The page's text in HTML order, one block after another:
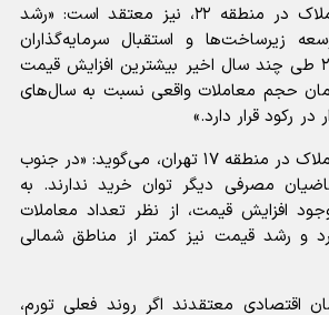
رضا کریمی، مشاور املاک در منطقه ۲۲، نیز معتقد است: «رشد
زیرساخت‌ها و استقبال سرمایه‌گذاران
موجب شده منطقه ۲۲ طی چند سال اخیر بیشترین افزایش قیمت
حجم معاملات واقعی نسبت به سال‌های
رکود قرار دارد.»
سعید مرادی، مشاور املاک در منطقه ۱۷ تهران، می‌گوید: «در جنوب
مصرفی دیگر توان خرید ندارند. به
افزایش قیمت، از نظر تعداد معاملات
و رشد قیمت نیز کمتر از مناطق شمالی
اقتصادی معتقدند اگر روند فعلی تورم،